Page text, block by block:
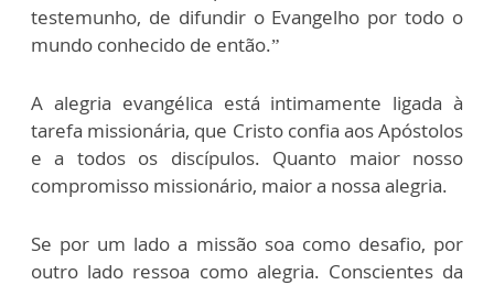
testemunho, de difundir o Evangelho por todo o
mundo conhecido de então.”
A alegria evangélica está intimamente ligada à
tarefa missionária, que Cristo confia aos Apóstolos
e a todos os discípulos. Quanto maior nosso
compromisso missionário, maior a nossa alegria.
Se por um lado a missão soa como desafio, por
outro lado ressoa como alegria. Conscientes da